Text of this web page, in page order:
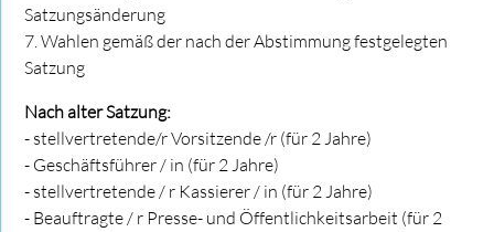
Satzungsänderung
7. Wahlen gemäß der nach der Abstimmung festgelegten
Satzung
Nach alter Satzung:
- stellvertretende/r Vorsitzende /r (für 2 Jahre)
- Geschäftsführer / in (für 2 Jahre)
- stellvertretende / r Kassierer / in (für 2 Jahre)
- Beauftragte / r Presse- und Öffentlichkeitsarbeit (für 2